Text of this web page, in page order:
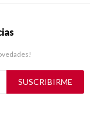
SUSCRIBIRME